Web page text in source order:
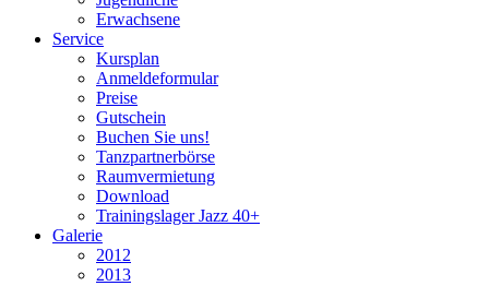
Erwachsene
Service
Kursplan
Anmeldeformular
Preise
Gutschein
Buchen Sie uns!
Tanzpartnerbörse
Raumvermietung
Download
Trainingslager Jazz 40+
Galerie
2012
2013